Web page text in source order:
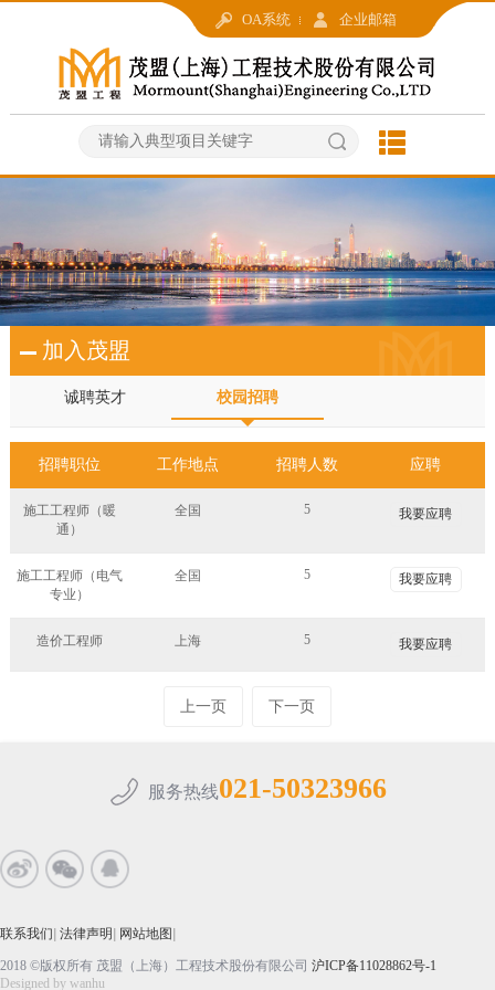
OA系统 企业邮箱
加入茂盟
诚聘英才 校园招聘
招聘职位 工作地点 招聘人数 应聘
施工工程师（暖
通）
全国 5 我要应聘
施工工程师（电气
专业）
全国 5 我要应聘
造价工程师 上海 5 我要应聘
上一页 下一页
服务热线021-50323966
联系我们 法律声明 网站地图
2018 ©版权所有 茂盟（上海）工程技术股份有限公司 沪ICP备11028862号-1
Designed by wanhu